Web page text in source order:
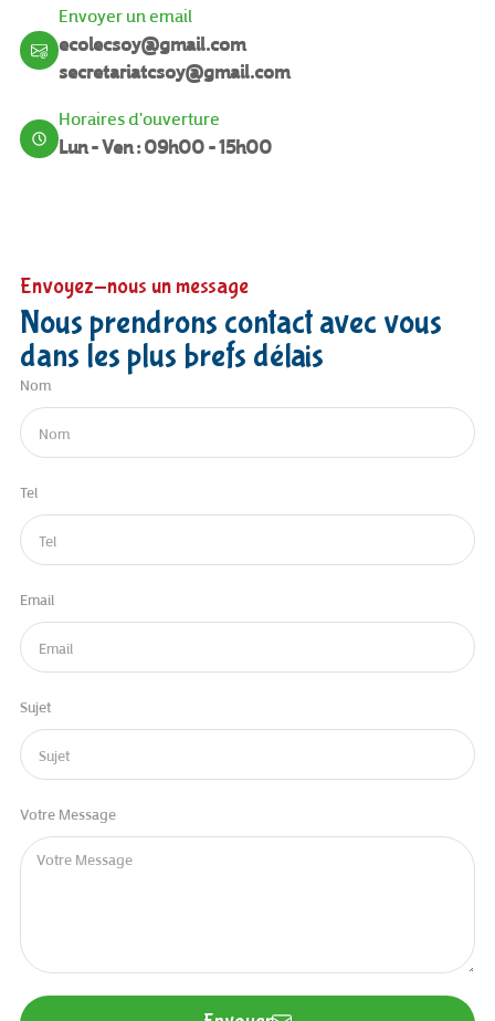
Envoyer un email
ecolecsoy@gmail.com
secretariatcsoy@gmail.com
Horaires d'ouverture
Lun - Ven : 09h00 - 15h00
Envoyez-nous un message
Nous prendrons contact avec vous
dans les plus brefs délais
Nom
Tel
Email
Sujet
Votre Message